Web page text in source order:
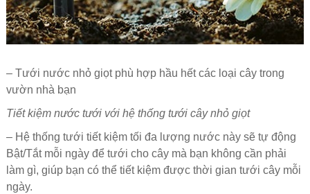
– Tưới nước nhỏ giọt phù hợp hầu hết các loại cây trong
vườn nhà bạn
Tiết kiệm nước tưới với hệ thống tưới cây nhỏ giọt
– Hệ thống tưới tiết kiệm tối đa lượng nước này sẽ tự động
Bật/Tắt mỗi ngày để tưới cho cây mà bạn không cần phải
làm gì, giúp bạn có thể tiết kiệm được thời gian tưới cây mỗi
ngày.